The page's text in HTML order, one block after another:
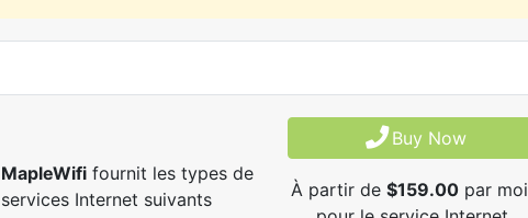
MapleWififournit les types de
services Internet suivants
Buy Now
À partir de$159.00 par